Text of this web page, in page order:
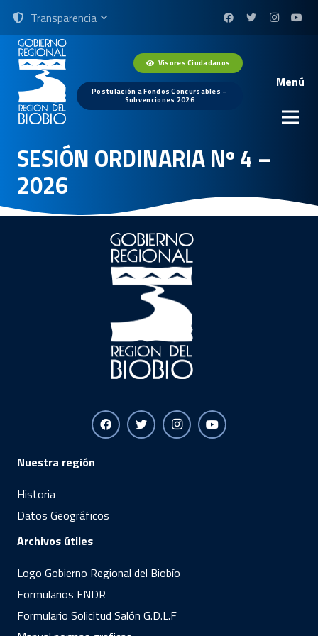
Transparencia
Visores Ciudadanos
Postulación a Fondos Concursables –
Subvenciones 2026
Menú
SESIÓN ORDINARIA Nº 4 –
2026
Nuestra región
Historia
Datos Geográficos
Archivos útiles
Logo Gobierno Regional del Biobío
Formularios FNDR
Formulario Solicitud Salón G.D.L.F